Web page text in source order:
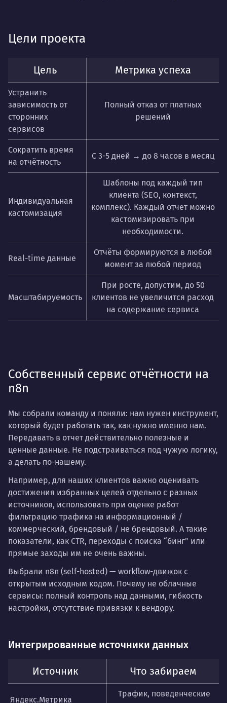
Цели проекта
Цель Метрика успеха
Устранить
зависимость от
сторонних
сервисов
Полный отказ от платных
решений
Сократить время
на отчётность
С 3-5 дней → до 8 часов в месяц
Индивидуальная
кастомизация
Шаблоны под каждый тип
клиента (SEO, контекст,
комплекс). Каждый отчет можно
кастомизировать при
необходимости.
Real-time данные
Отчёты формируются в любой
момент за любой период
Масштабируемость
При росте, допустим, до 50
клиентов не увеличится расход
на содержание сервиса
Собственный сервис отчётности на
n8n
Мы собрали команду и поняли: нам нужен инструмент,
который будет работать так, как нужно именно нам.
Передавать в отчет действительно полезные и
ценные данные. Не подстраиваться под чужую логику,
а делать по-нашему.
Например, для наших клиентов важно оценивать
достижения избранных целей отдельно с разных
источников, использовать при оценке работ
фильтрацию трафика на информационный /
коммерческий, брендовый / не брендовый. А такие
показатели, как CTR, переходы с поиска “бинг” или
прямые заходы им не очень важны.
Выбрали n8n (self-hosted) — workflow-движок с
открытым исходным кодом. Почему не облачные
сервисы: полный контроль над данными, гибкость
настройки, отсутствие привязки к вендору.
Интегрированные источники данных
Источник Что забираем
Яндекс.Метрика
Трафик, поведенческие